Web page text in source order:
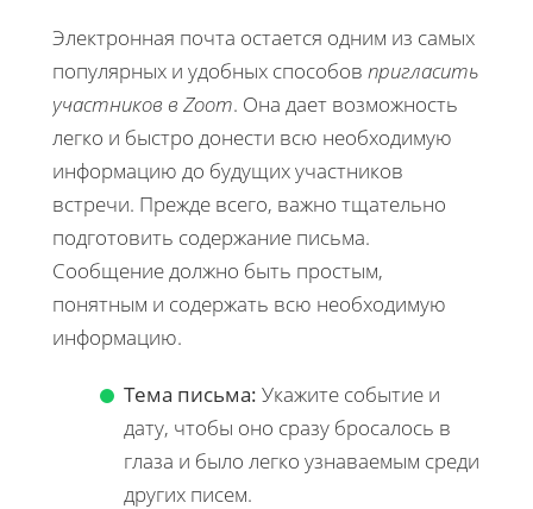
Электронная почта остается одним из самых
популярных и удобных способов пригласить
участников в Zoom. Она дает возможность
легко и быстро донести всю необходимую
информацию до будущих участников
встречи. Прежде всего, важно тщательно
подготовить содержание письма.
Сообщение должно быть простым,
понятным и содержать всю необходимую
информацию.
Тема письма: Укажите событие и
дату, чтобы оно сразу бросалось в
глаза и было легко узнаваемым среди
других писем.